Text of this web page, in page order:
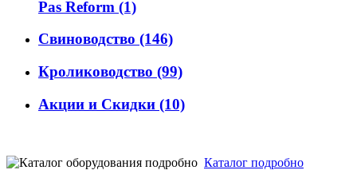
Pas Reform (1)
Свиноводство (146)
Кролиководство (99)
Акции и Скидки (10)
Каталог подробно